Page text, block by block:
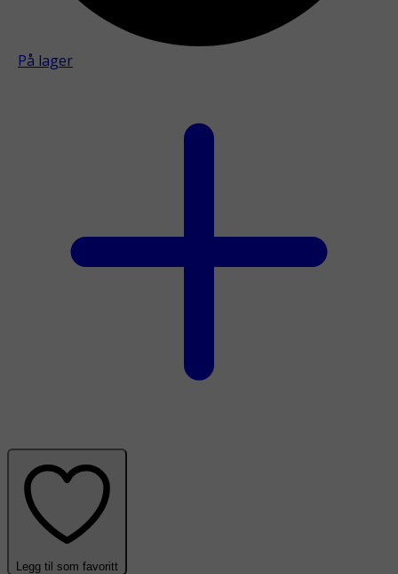
På lager
Legg til som favoritt